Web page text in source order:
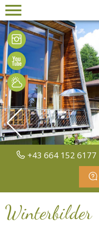
Menü
Bilder
Videos
Wetter
+43 664 152 6177
Winterbilder